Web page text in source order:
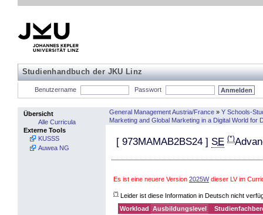
Studienhandbuch der JKU Linz
Benutzername Passwort
Übersicht
Alle Curricula
Externe Tools
KUSSS
Auwea NG
General Management Austria/France » Y Schools-
Marketing and Global Marketing in a Digital World for
[ 973MAMAB2BS24 ] SE (*)
Es ist eine neuere Version 2025Wdieser LV im
(*) Leider ist diese Information in Deutsch nicht
Workload Ausbildungslevel